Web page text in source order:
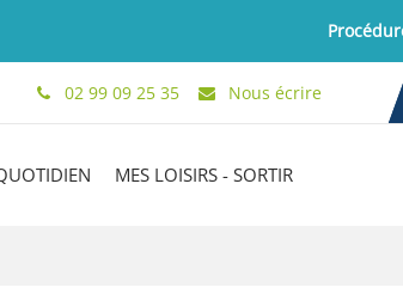
Procédure
02 99 09 25 35 Nous écrire
MES LOISIRS - SORTIR